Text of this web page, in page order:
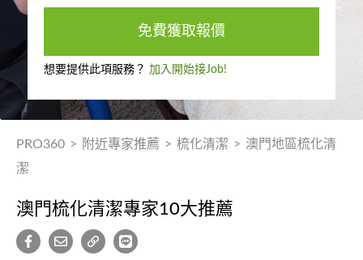
免費獲取報價
想要提供此項服務？ 加入開始接Job!
PRO360 > 附近專家推薦 > 梳化清潔 > 澳門地區梳化清
潔
澳門梳化清潔專家10大推薦